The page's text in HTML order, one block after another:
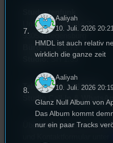
Studentenfunk
Universitätsstraße 31
93053 Regensburg
Büro:PT 4.0.73
Studio:SH 1.39
Telefon:0941 9435784
Studio Call-In &
Überblick über unsere
Aaliyah
10. Juli. 2026
HMDL ist auch relativ
wirklich die ganze zeit
Aaliyah
10. Juli. 2026
Glanz Null Album von
Das Album kommt
nur ein paar Tracks